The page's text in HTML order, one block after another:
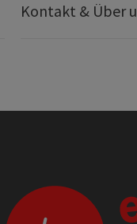
Kontakt & Über